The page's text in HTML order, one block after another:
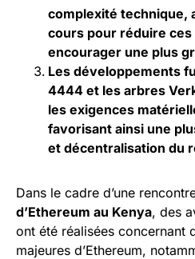
complexité technique,
cours pour réduire
encourager une plus
Les développements
4444 et les arbres
les exigences
favorisant ainsi une
et décentralisation du
Dans le cadre d’une
d’Ethereum au Kenya, des
ont été réalisées concernant
majeures d’Ethereum,